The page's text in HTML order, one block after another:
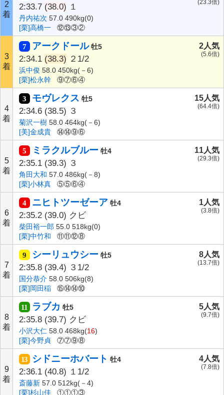
2
着
2:33.7 (38.0) １
丹内祐次 57.0 490kg(0)
[栗]高橋一
⑫⑬③②
(23.3倍)
3
着
7 アークドール 牡5
2:34.1 (38.3) ２1/2
浜中俊 58.0 450kg(－6)
[栗]松永幹
⑨⑦⑥④
2人気
(5.6倍)
4
着
3 モヴレクス 牡5
2:34.6 (38.5) ３
菊沢一樹 58.0 464kg(－6)
[美]金成貴
⑭⑭⑨⑥
15人気
(64.4倍)
5
着
5 ミラクルブルー 牡4
2:35.1 (39.3) ３
角田大和 57.0 486kg(－8)
[栗]小林真
⑤⑤⑥④
11人気
(29.3倍)
6
着
4 ニヒトツーゼーア 牡4
2:35.2 (39.0) クビ
柴田裕一郎 55.0 518kg(0)
[栗]中竹和
⑪⑪⑫⑧
1人気
(3.8倍)
7
着
9 シーリュウシー 牡5
2:35.8 (39.4) ３1/2
国分恭介 58.0 506kg(8)
[栗]岡田稲
⑮⑭⑭⑩
8人気
(13.7倍)
8
着
11 ラブカ 牡5
2:35.8 (39.7) クビ
小沢大仁 58.0 468kg(16)
[栗]今野貞
⑦⑦⑨⑧
5人気
(9.7倍)
9
着
13 シドニーホバート 牡4
2:36.1 (40.8) １1/2
斎藤新 57.0 512kg(－4)
[栗]杉山佳
①①①③
4人気
(7.8倍)